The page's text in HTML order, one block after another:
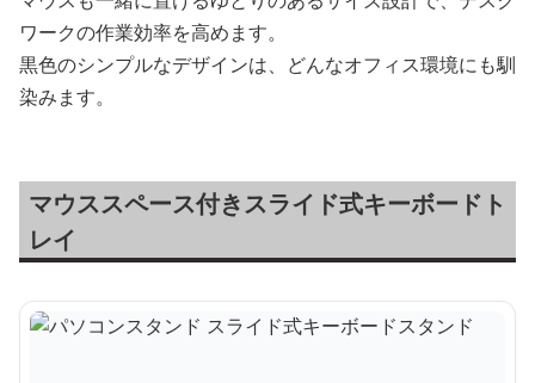
ワークの作業効率を高めます。
黒色のシンプルなデザインは、どんなオフィス環境にも馴
染みます。
マウススペース付きスライド式キーボードト
レイ